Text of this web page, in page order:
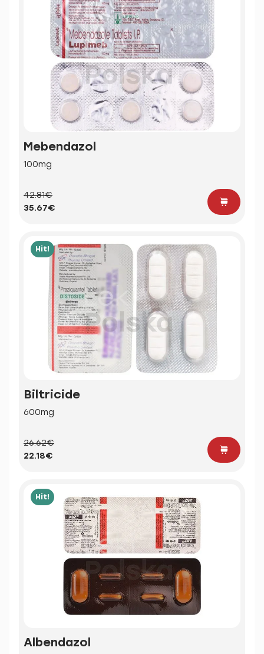
Mebendazol
100mg
42.81€
35.67€
Hit!
Biltricide
600mg
26.62€
22.18€
Hit!
Albendazol